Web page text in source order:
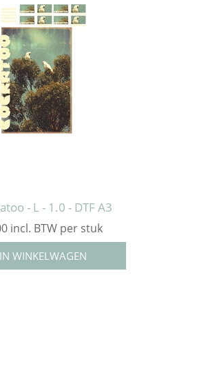
- L - 1.0 - DTF A3
incl. BTW per stuk